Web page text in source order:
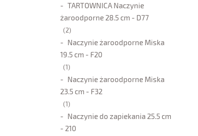
TARTOWNICA Naczynie
żaroodporne 28.5 cm - D77
(2)
Naczynie żaroodporne Miska
19.5 cm - F20
(1)
Naczynie żaroodporne Miska
23.5 cm - F32
(1)
Naczynie do zapiekania 25.5 cm
- 210